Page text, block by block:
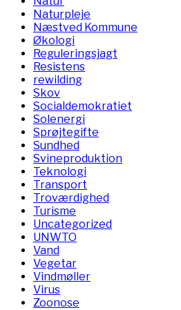
Naturpleje
Næstved Kommune
Økologi
Reguleringsjagt
Resistens
rewilding
Skov
Socialdemokratiet
Solenergi
Sprøjtegifte
Sundhed
Svineproduktion
Teknologi
Transport
Troværdighed
Turisme
Uncategorized
UNWTO
Vand
Vegetar
Vindmøller
Virus
Zoonose